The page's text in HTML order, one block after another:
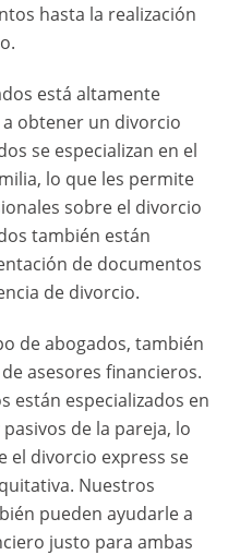
hasta la realización
está altamente
obtener un divorcio
se especializan en el
lo que les permite
sobre el divorcio
también están
de documentos
de divorcio.
de abogados, también
asesores financieros.
están especializados en
de la pareja, lo
el divorcio express se
Nuestros
pueden ayudarle a
justo para ambas